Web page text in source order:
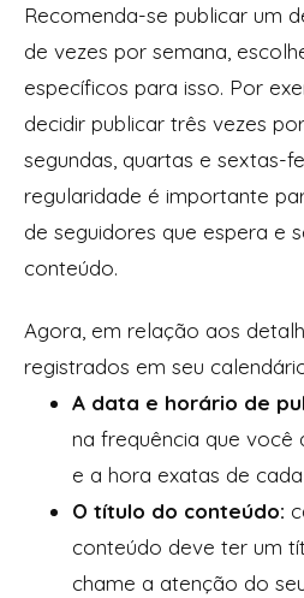
Recomenda-se publicar um
de vezes por semana,
específicos para isso. Por
decidir publicar três vezes
segundas, quartas e sextas-
regularidade é importante
de seguidores que espera e
conteúdo.
Agora, em relação aos
registrados em seu
A data e horário de
na frequência que você
e a hora exatas de
O título do conteúdo:
conteúdo deve ter um
chame a atenção do